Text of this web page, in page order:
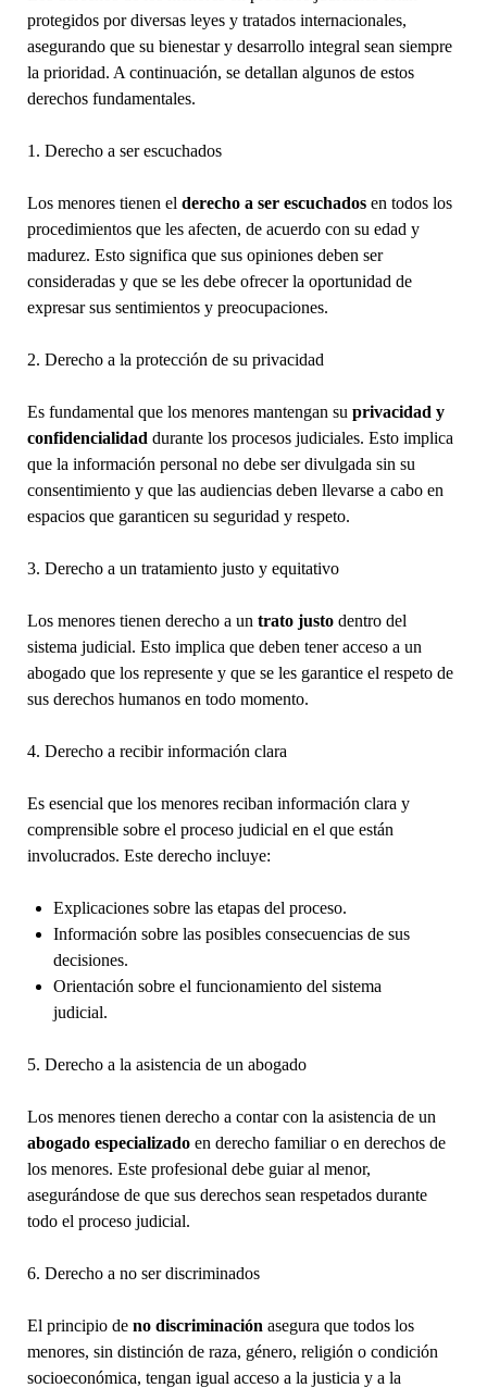
protegidos por diversas leyes y tratados internacionales,
asegurando que su bienestar y desarrollo integral sean siempre
la prioridad. A continuación, se detallan algunos de estos
derechos fundamentales.
1. Derecho a ser escuchados
Los menores tienen el derecho a ser escuchadosen todos los
procedimientos que les afecten, de acuerdo con su edad y
madurez. Esto significa que sus opiniones deben ser
consideradas y que se les debe ofrecer la oportunidad de
expresar sus sentimientos y preocupaciones.
2. Derecho a la protección de su privacidad
Es fundamental que los menores mantengan su privacidad y
confidencialidad durante los procesos judiciales. Esto implica
que la información personal no debe ser divulgada sin su
consentimiento y que las audiencias deben llevarse a cabo en
espacios que garanticen su seguridad y respeto.
3. Derecho a un tratamiento justo y equitativo
Los menores tienen derecho a un trato justodentro del
sistema judicial. Esto implica que deben tener acceso a un
abogado que los represente y que se les garantice el respeto de
sus derechos humanos en todo momento.
4. Derecho a recibir información clara
Es esencial que los menores reciban información clara y
comprensible sobre el proceso judicial en el que están
involucrados. Este derecho incluye:
Explicaciones sobre las etapas del proceso.
Información sobre las posibles consecuencias de sus
decisiones.
Orientación sobre el funcionamiento del sistema
judicial.
5. Derecho a la asistencia de un abogado
Los menores tienen derecho a contar con la asistencia de un
abogado especializadoen derecho familiar o en derechos de
los menores. Este profesional debe guiar al menor,
asegurándose de que sus derechos sean respetados durante
todo el proceso judicial.
6. Derecho a no ser discriminados
El principio de no discriminación asegura que todos los
menores, sin distinción de raza, género, religión o condición
socioeconómica, tengan igual acceso a la justicia y a la